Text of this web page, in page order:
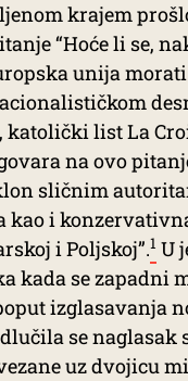
krajem
“Hoće li se,
unija
katolički list La
na ovo
sličnim
kao i
i Poljskoj”.1 U
kada se zapadni
izglasavanja
se naglasak
uz dvojicu